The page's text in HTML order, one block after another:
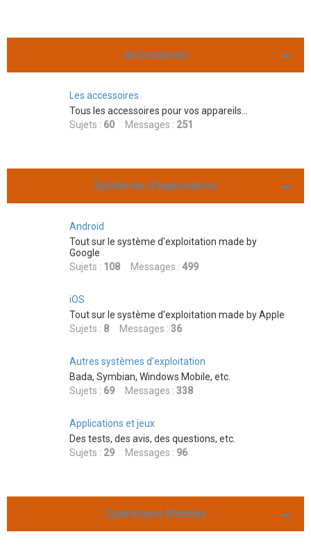
Accessoires
Les accessoires
Tous les accessoires pour vos appareils...
Sujets : 60 Messages : 251
Systèmes d'exploitation
Android
Tout sur le système d'exploitation made by
Google
Sujets : 108 Messages : 499
iOS
Tout sur le système d'exploitation made by Apple
Sujets : 8 Messages : 36
Autres systèmes d'exploitation
Bada, Symbian, Windows Mobile, etc.
Sujets : 69 Messages : 338
Applications et jeux
Des tests, des avis, des questions, etc.
Sujets : 29 Messages : 96
Opérateurs Mobiles